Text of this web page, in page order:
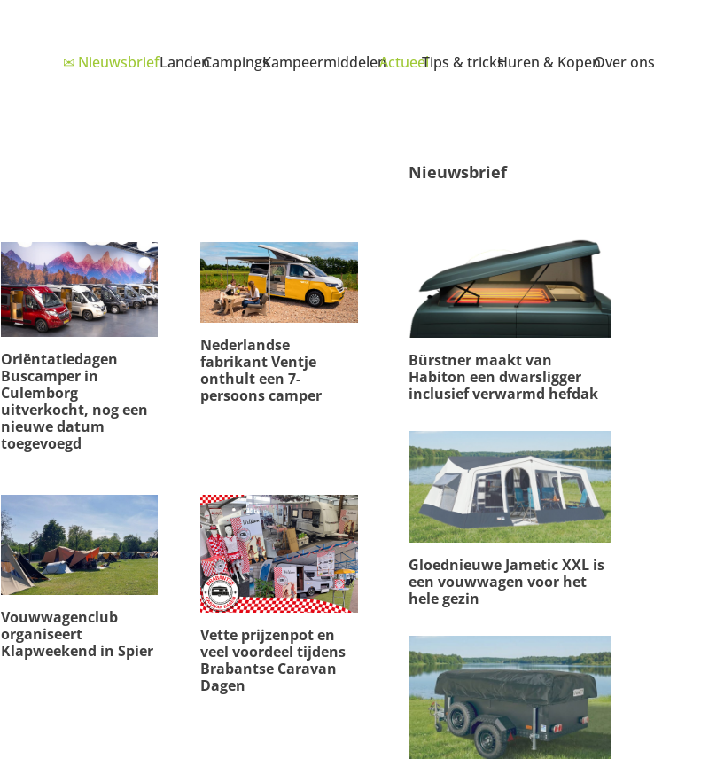
✉ NieuwsbriefLandenCampingsKampeermiddelenActueelTips & tricksHuren & KopenOver ons
Oriëntatiedagen
Buscamper in
Culemborg
uitverkocht, nog een
nieuwe datum
toegevoegd
Nederlandse
fabrikant Ventje
onthult een 7-
persoons camper
Vouwwagenclub
organiseert
Klapweekend in Spier
Vette prijzenpot en
veel voordeel tijdens
Brabantse Caravan
Dagen
Nieuwsbrief
Bürstner maakt van
Habiton een dwarsligger
inclusief verwarmd hefdak
Gloednieuwe Jametic XXL is
een vouwwagen voor het
hele gezin